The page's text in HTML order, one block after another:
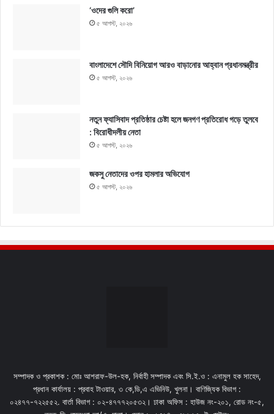
‘ওদের গুলি করো’
৫ আগস্ট, ২০২৬
বাংলাদেশে সৌদি বিনিয়োগ আরও বাড়ানোর আহ্বান প্রধানমন্ত্রীর
৫ আগস্ট, ২০২৬
নতুন ফ্যাসিবাদ প্রতিষ্ঠার চেষ্টা হলে জনগণ প্রতিরোধ গড়ে তুলবে
: বিরোধীদলীয় নেতা
৫ আগস্ট, ২০২৬
জকসু নেতাদের ওপর হামলার অভিযোগ
৫ আগস্ট, ২০২৬
সম্পাদক ও প্রকাশক : মোঃ আশরাফ-উল-হক, নির্বাহী সম্পাদক এবং সি.ই.ও : এনামুল হক সাহেদ,
প্রধান কার্যালয় : প্রবাহ টাওয়ার, ৩ কে,ডি,এ এভিনিউ, খুলনা। বাণিজ্যিক বিভাগ :
০২৪৭৭-৭২২৫৫২. বার্তা বিভাগ : ০২-৪৭৭৭২০৫৩২। ঢাকা অফিস : হাউজ নং-২০১, রোড নং-৫,